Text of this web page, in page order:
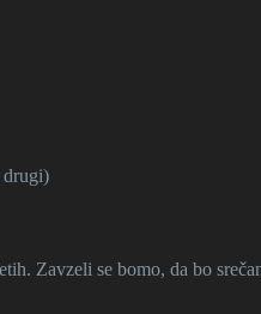
drugi)
Zavzeli se bomo, da bo